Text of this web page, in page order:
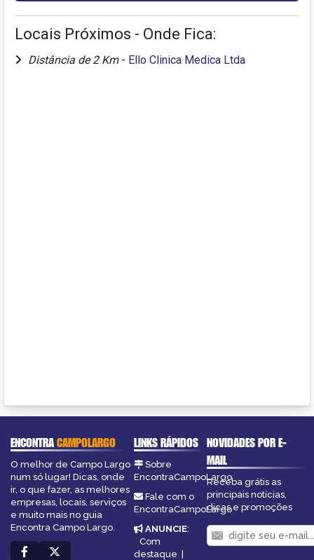
Locais Próximos - Onde Fica:
Distância de 2 Km - Ello Clinica Medica Ltda
ENCONTRACAMPOLARGO
O melhor de Campo Largo
num só lugar! Dicas, onde
ir, o que fazer, as melhores
empresas, locais, serviços
e muito mais no guia
Encontra Campo Largo.
LINKS RÁPIDOS
Sobre
EncontraCampoLargo
Fale com o
EncontraCampoLargo
ANUNCIE:
Com
destaque |
NOVIDADES POR E-
MAIL
Receba grátis as
principais notícias,
dicas e promoções